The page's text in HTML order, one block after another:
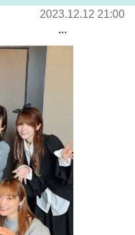
2023.12.12 21:00